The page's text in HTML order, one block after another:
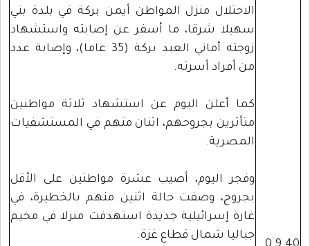
الاحتلال منزل المواطن أيمن بركة في بلدة بني
سهيلا شرقا، ما أسفر عن إصابته واستشهاد
زوجته أماني العبد بركة (35 عاما)، وإصابة عدد
من أفراد أسرته.
كما أعلن اليوم عن استشهاد ثلاثة مواطنين
متأثرين بجروحهم، اثنان منهم في المستشفيات
المصرية.
وفجر اليوم، أصيب عشرة مواطنين على الأقل
بجروح، وصفت حالة اثنين منهم بالخطيرة، في
غارة إسرائيلية جديدة استهدفت منزلا في مخيم
جباليا شمال قطاع غزة.